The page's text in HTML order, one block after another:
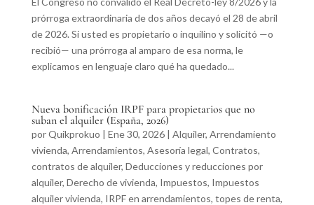
prórroga extraordinaria de dos años decayó el 28 de abril
de 2026. Si usted es propietario o inquilino y solicitó —o
recibió— una prórroga al amparo de esa norma, le
explicamos en lenguaje claro qué ha quedado...
Nueva bonificación IRPF para propietarios que no
suban el alquiler (España, 2026)
porQuikprokuo | Ene 30, 2026| Alquiler, Arrendamiento
vivienda, Arrendamientos, Asesoría legal, Contratos,
contratos de alquiler, Deducciones y reducciones por
alquiler, Derecho de vivienda, Impuestos, Impuestos
alquiler vivienda, IRPF en arrendamientos, topes de renta,